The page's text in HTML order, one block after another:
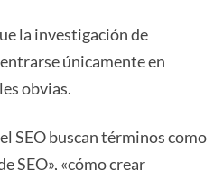
la investigación de
únicamente en
obvias.
SEO buscan términos como
SEO», «cómo crear